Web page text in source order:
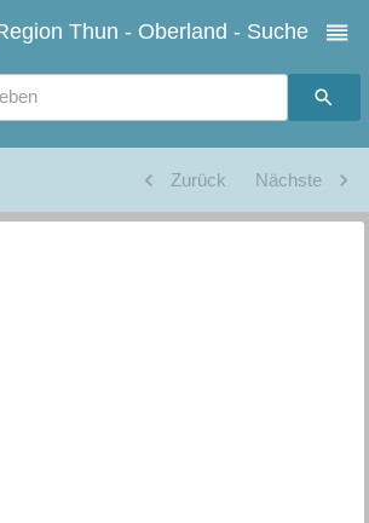
Thun - Oberland - Suche
Zurück Nächste